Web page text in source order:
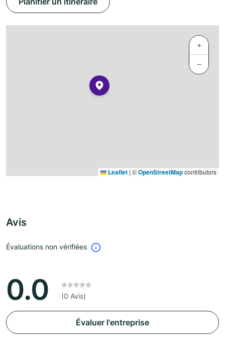
+
−
Leaflet | ©OpenStreetMapcontributors
Avis
Évaluations non vérifiées
0.0 (0 Avis)
Évaluer l'entreprise